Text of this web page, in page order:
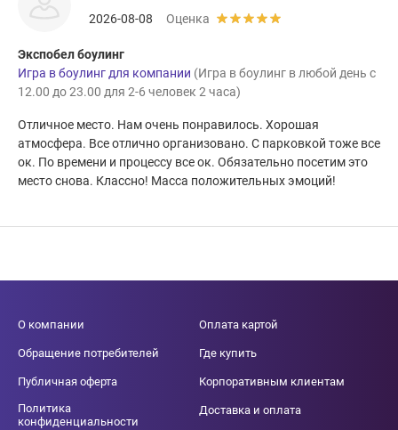
2026-08-08
Оценка
Экспобел боулинг
Игра в боулинг для компании (Игра в боулинг в любой день с
12.00 до 23.00 для 2-6 человек 2 часа)
Отличное место. Нам очень понравилось. Хорошая
атмосфера. Все отлично организовано. С парковкой тоже все
ок. По времени и процессу все ок. Обязательно посетим это
место снова. Классно! Масса положительных эмоций!
О компании
Обращение потребителей
Публичная оферта
Политика
конфиденциальности
Оплата картой
Где купить
Корпоративным клиентам
Доставка и оплата